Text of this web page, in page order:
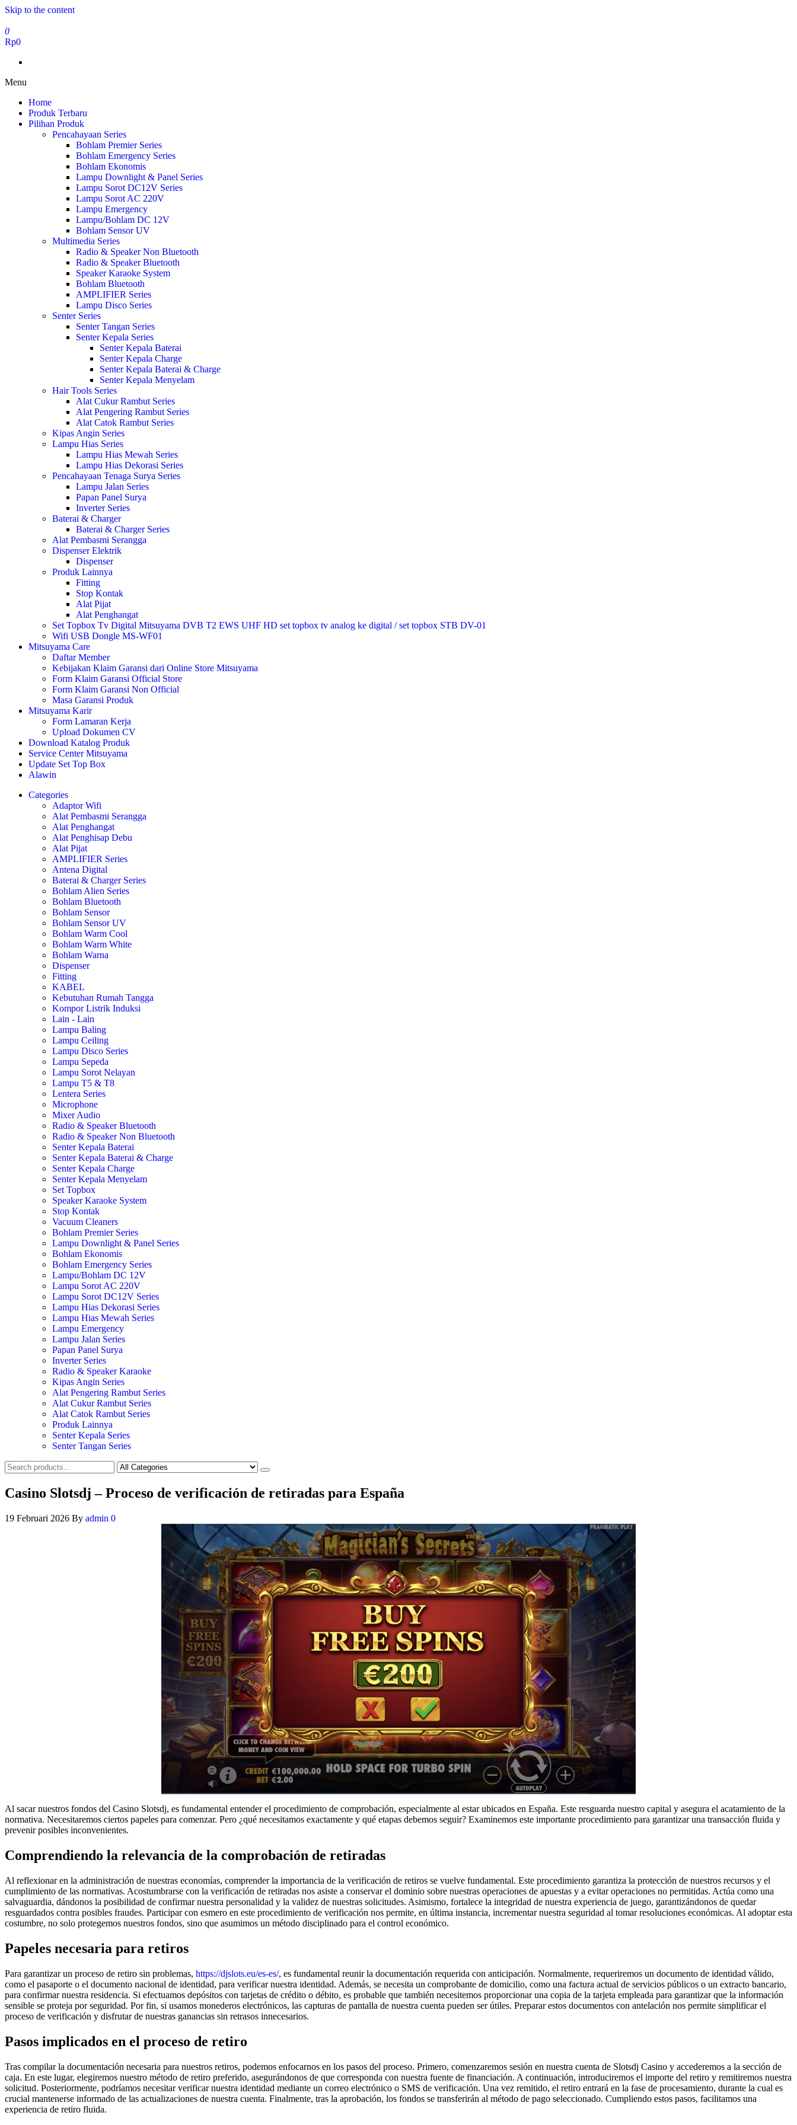
Skip to the content
0
Rp0
Menu
Home
Produk Terbaru
Pilihan Produk
Pencahayaan Series
Bohlam Premier Series
Bohlam Emergency Series
Bohlam Ekonomis
Lampu Downlight & Panel Series
Lampu Sorot DC12V Series
Lampu Sorot AC 220V
Lampu Emergency
Lampu/Bohlam DC 12V
Bohlam Sensor UV
Multimedia Series
Radio & Speaker Non Bluetooth
Radio & Speaker Bluetooth
Speaker Karaoke System
Bohlam Bluetooth
AMPLIFIER Series
Lampu Disco Series
Senter Series
Senter Tangan Series
Senter Kepala Series
Senter Kepala Baterai
Senter Kepala Charge
Senter Kepala Baterai & Charge
Senter Kepala Menyelam
Hair Tools Series
Alat Cukur Rambut Series
Alat Pengering Rambut Series
Alat Catok Rambut Series
Kipas Angin Series
Lampu Hias Series
Lampu Hias Mewah Series
Lampu Hias Dekorasi Series
Pencahayaan Tenaga Surya Series
Lampu Jalan Series
Papan Panel Surya
Inverter Series
Baterai & Charger
Baterai & Charger Series
Alat Pembasmi Serangga
Dispenser Elektrik
Dispenser
Produk Lainnya
Fitting
Stop Kontak
Alat Pijat
Alat Penghangat
Set Topbox Tv Digital Mitsuyama DVB T2 EWS UHF HD set topbox tv analog ke digital / set topbox STB DV-01
Wifi USB Dongle MS-WF01
Mitsuyama Care
Daftar Member
Kebijakan Klaim Garansi dari Online Store Mitsuyama
Form Klaim Garansi Official Store
Form Klaim Garansi Non Official
Masa Garansi Produk
Mitsuyama Karir
Form Lamaran Kerja
Upload Dokumen CV
Download Katalog Produk
Service Center Mitsuyama
Update Set Top Box
Alawin
Categories
Adaptor Wifi
Alat Pembasmi Serangga
Alat Penghangat
Alat Penghisap Debu
Alat Pijat
AMPLIFIER Series
Antena Digital
Baterai & Charger Series
Bohlam Alien Series
Bohlam Bluetooth
Bohlam Sensor
Bohlam Sensor UV
Bohlam Warm Cool
Bohlam Warm White
Bohlam Warna
Dispenser
Fitting
KABEL
Kebutuhan Rumah Tangga
Kompor Listrik Induksi
Lain - Lain
Lampu Baling
Lampu Ceiling
Lampu Disco Series
Lampu Sepeda
Lampu Sorot Nelayan
Lampu T5 & T8
Lentera Series
Microphone
Mixer Audio
Radio & Speaker Bluetooth
Radio & Speaker Non Bluetooth
Senter Kepala Baterai
Senter Kepala Baterai & Charge
Senter Kepala Charge
Senter Kepala Menyelam
Set Topbox
Speaker Karaoke System
Stop Kontak
Vacuum Cleaners
Bohlam Premier Series
Lampu Downlight & Panel Series
Bohlam Ekonomis
Bohlam Emergency Series
Lampu/Bohlam DC 12V
Lampu Sorot AC 220V
Lampu Sorot DC12V Series
Lampu Hias Dekorasi Series
Lampu Hias Mewah Series
Lampu Emergency
Lampu Jalan Series
Papan Panel Surya
Inverter Series
Radio & Speaker Karaoke
Kipas Angin Series
Alat Pengering Rambut Series
Alat Cukur Rambut Series
Alat Catok Rambut Series
Produk Lainnya
Senter Kepala Series
Senter Tangan Series
Casino Slotsdj – Proceso de verificación de retiradas para España
19 Februari 2026 By admin 0
Al sacar nuestros fondos del Casino Slotsdj, es fundamental entender el procedimiento de comprobación, especialmente al estar ubicados en España. Este resguarda nuestro capital y asegura el acatamiento de la
normativa. Necesitaremos ciertos papeles para comenzar. Pero ¿qué necesitamos exactamente y qué etapas debemos seguir? Examinemos este importante procedimiento para garantizar una transacción fluida y
prevenir posibles inconvenientes.
Comprendiendo la relevancia de la comprobación de retiradas
Al reflexionar en la administración de nuestras economías, comprender la importancia de la verificación de retiros se vuelve fundamental. Este procedimiento garantiza la protección de nuestros recursos y el
cumplimiento de las normativas. Acostumbrarse con la verificación de retiradas nos asiste a conservar el dominio sobre nuestras operaciones de apuestas y a evitar operaciones no permitidas. Actúa como una
salvaguardia, dándonos la posibilidad de confirmar nuestra personalidad y la validez de nuestras solicitudes. Asimismo, fortalece la integridad de nuestra experiencia de juego, garantizándonos de quedar
resguardados contra posibles fraudes. Participar con esmero en este procedimiento de verificación nos permite, en última instancia, incrementar nuestra seguridad al tomar resoluciones económicas. Al adoptar esta
costumbre, no solo protegemos nuestros fondos, sino que asumimos un método disciplinado para el control económico.
Papeles necesaria para retiros
Para garantizar un proceso de retiro sin problemas, https://djslots.eu/es-es/, es fundamental reunir la documentación requerida con anticipación. Normalmente, requeriremos un documento de identidad válido,
como el pasaporte o el documento nacional de identidad, para verificar nuestra identidad. Además, se necesita un comprobante de domicilio, como una factura actual de servicios públicos o un extracto bancario,
para confirmar nuestra residencia. Si efectuamos depósitos con tarjetas de crédito o débito, es probable que también necesitemos proporcionar una copia de la tarjeta empleada para garantizar que la información
sensible se proteja por seguridad. Por fin, si usamos monederos electrónicos, las capturas de pantalla de nuestra cuenta pueden ser útiles. Preparar estos documentos con antelación nos permite simplificar el
proceso de verificación y disfrutar de nuestras ganancias sin retrasos innecesarios.
Pasos implicados en el proceso de retiro
Tras compilar la documentación necesaria para nuestros retiros, podemos enfocarnos en los pasos del proceso. Primero, comenzaremos sesión en nuestra cuenta de Slotsdj Casino y accederemos a la sección de
caja. En este lugar, elegiremos nuestro método de retiro preferido, asegurándonos de que corresponda con nuestra fuente de financiación. A continuación, introduciremos el importe del retiro y remitiremos nuestra
solicitud. Posteriormente, podríamos necesitar verificar nuestra identidad mediante un correo electrónico o SMS de verificación. Una vez remitido, el retiro entrará en la fase de procesamiento, durante la cual es
crucial mantenerse informado de las actualizaciones de nuestra cuenta. Finalmente, tras la aprobación, los fondos se transferirán al método de pago seleccionado. Cumpliendo estos pasos, facilitamos una
experiencia de retiro fluida.